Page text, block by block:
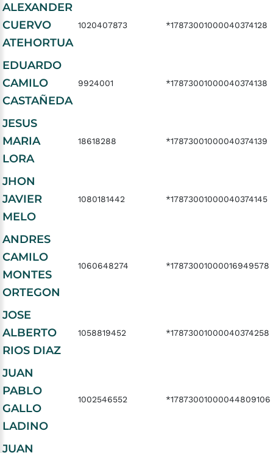
ALEXANDER
CUERVO
ATEHORTUA
1020407873 *17873001000040374128
EDUARDO
CAMILO
CASTAÑEDA
9924001 *17873001000040374138
JESUS
MARIA
LORA
18618288 *17873001000040374139
JHON
JAVIER
MELO
1080181442 *17873001000040374145
ANDRES
CAMILO
MONTES
ORTEGON
1060648274 *17873001000016949578
JOSE
ALBERTO
RIOS DIAZ
1058819452 *17873001000040374258
JUAN
PABLO
GALLO
LADINO
1002546552 *17873001000044809106
JUAN